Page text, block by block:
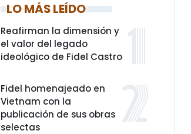
LO MÁS LEÍDO
Reafirman la dimensión y
el valor del legado
ideológico de Fidel Castro
Fidel homenajeado en
Vietnam con la
publicación de sus obras
selectas